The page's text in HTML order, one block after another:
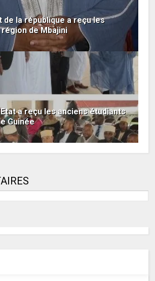
de la république a reçu les
de Mbajini
a reçu les anciens étudiants
Guinée